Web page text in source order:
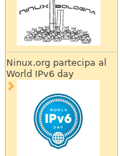
Ninux.org partecipa al
World IPv6 day